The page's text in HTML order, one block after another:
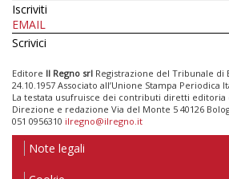
Iscriviti
EMAIL
Scrivici
Editore Il Regno srl Registrazione del Tribunale di
24.10.1957 Associato all’Unione Stampa Periodica
La testata usufruisce dei contributi diretti editoria
Direzione e redazione Via del Monte 5 40126
051 0956310 ilregno@ilregno.it
Note legali